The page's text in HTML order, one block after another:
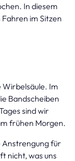
In diesem
im Sitzen
Im
Bandscheiben
sind wir
frühen Morgen.
Anstrengung für
nicht, was uns